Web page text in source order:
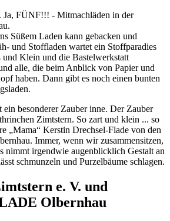
Ja, FÜNF!!! - Mitmachläden in der
Süßem Laden kann gebacken und
und Stoffladen wartet ein Stoffparadies
Klein und die Bastelwerkstatt
alle, die beim Anblick von Papier und
haben. Dann gibt es noch einen bunten
besonderer Zauber inne. Der Zauber
Zimtstern. So zart und klein ... so
„Mama“ Kerstin Drechsel-Flade von den
Immer, wenn wir zusammensitzen,
nimmt irgendwie augenblicklich Gestalt an
schmunzeln und Purzelbäume schlagen.
e. V. und
Olbernhau